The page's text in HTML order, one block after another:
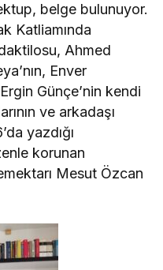
belge bulunuyor.
Katliamında
Ahmed
Enver
Günçe’nin kendi
ve arkadaşı
yazdığı
korunan
Mesut Özcan